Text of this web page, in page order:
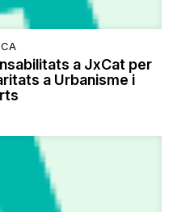
a JxCat per
a Urbanisme i